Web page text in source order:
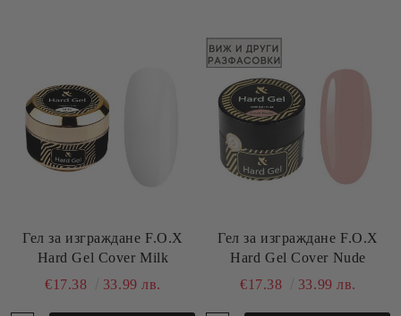
Гел за изграждане F.O.X
Hard Gel Cover Milk
€17.38
33.99 лв.
Гел за изграждане F.O.X
Hard Gel Cover Nude
€17.38
33.99 лв.